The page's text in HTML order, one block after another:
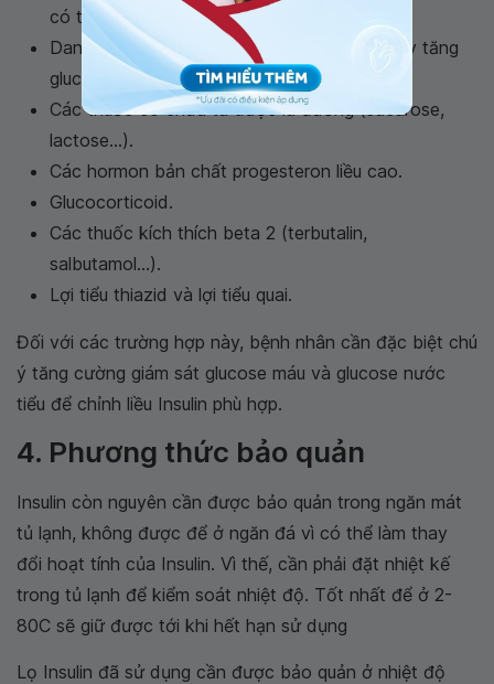
có thể gây tăng glucose máu.
Danazol: dùng cùng với Insulin do có thể gây tăng
glucose máu và nhiễm toan ceton.
Các thuốc có chứa tá dược là đường (sacarose,
lactose...).
Các hormon bản chất progesteron liều cao.
Glucocorticoid.
Các thuốc kích thích beta 2 (terbutalin,
salbutamol...).
Lợi tiểu thiazid và lợi tiểu quai.
Đối với các trường hợp này, bệnh nhân cần đặc biệt chú
ý tăng cường giám sát glucose máu và glucose nước
tiểu để chỉnh liều Insulin phù hợp.
4. Phương thức bảo quản
Insulin còn nguyên cần được bảo quản trong ngăn mát
tủ lạnh, không được để ở ngăn đá vì có thể làm thay
đổi hoạt tính của Insulin. Vì thế, cần phải đặt nhiệt kế
trong tủ lạnh để kiểm soát nhiệt độ. Tốt nhất để ở 2-
80C sẽ giữ được tới khi hết hạn sử dụng
Lọ Insulin đã sử dụng cần được bảo quản ở nhiệt độ